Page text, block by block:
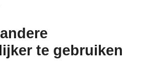
te gebruiken